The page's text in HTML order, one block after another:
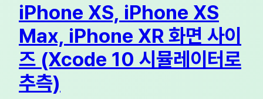
iPhone XS, iPhone XS
Max, iPhone XR 화면 사이
즈 (Xcode 10 시뮬레이터로
추측)